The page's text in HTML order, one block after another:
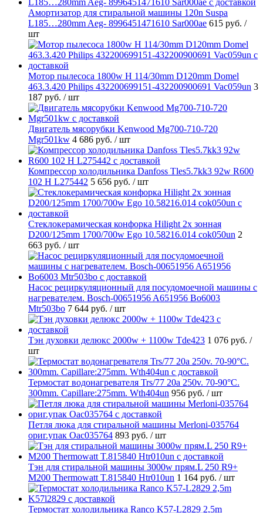
Амортизатор для стиральной машины 120n Suspa
L185…280mm Aeg- 8996451471610 Sar000ae 615 руб. /
шт
Мотор пылесоса 1800w H 114/30mm D120mm Domel
463.3.420 Philips 432200699151-432200900691 Vac059un 3
187 руб. / шт
Двигатель мясорубки Kenwood Mg700-710-720
Mgr501kw 4 686 руб. / шт
Компрессор холодильника Danfoss Tles5.7kk3 92w R600
102 H L275442 5 656 руб. / шт
Стеклокерамическая конфорка Hilight 2х зонная
D200/125mm 1700/700w Ego 10.58216.014 cok050un 2
663 руб. / шт
Насос рециркуляционный для посудомоечной машины с
нагревателем. Bosch-00651956 A651956 Bo6003
Mtr503bo 7 644 руб. / шт
Тэн духовки делюкс 2000w + 1100w Tde423 1 076 руб. /
шт
Термостат водонагревателя Trs/77 20a 250v. 70-90°C.
300mm. Capillare:275mm. Wth404un 956 руб. / шт
Петля люка для стиральной машины Merloni-035764
ориг.упак Oac035764 893 руб. / шт
Тэн для стиральной машины 3000w прям.L 250 R9+
M200 Thermowatt T.815840 Htr010un 1 164 руб. / шт
Термостат холодильника Ranco K57-L2829 2,5m